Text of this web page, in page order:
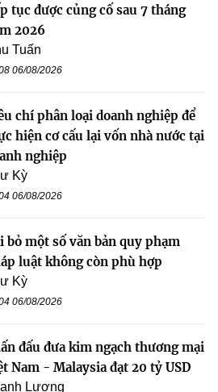
tục được củng cố sau 7 tháng
2026
Tuấn
06/08/2026
chí phân loại doanh nghiệp để
hiện cơ cấu lại vốn nhà nước tại
nghiệp
Kỳ
06/08/2026
bỏ một số văn bản quy phạm
luật không còn phù hợp
Kỳ
06/08/2026
đấu đưa kim ngạch thương mại
Nam - Malaysia đạt 20 tỷ USD
Lương